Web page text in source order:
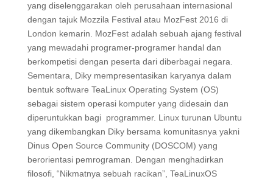
yang diselenggarakan oleh perusahaan internasional
dengan tajuk Mozzila Festival atau MozFest 2016 di
London kemarin. MozFest adalah sebuah ajang festival
yang mewadahi programer-programer handal dan
berkompetisi dengan peserta dari diberbagai negara.
Sementara, Diky mempresentasikan karyanya dalam
bentuk software TeaLinux Operating System (OS)
sebagai sistem operasi komputer yang didesain dan
diperuntukkan bagi programmer. Linux turunan Ubuntu
yang dikembangkan Diky bersama komunitasnya yakni
Dinus Open Source Community (DOSCOM) yang
berorientasi pemrograman. Dengan menghadirkan
filosofi, “Nikmatnya sebuah racikan”, TeaLinuxOS